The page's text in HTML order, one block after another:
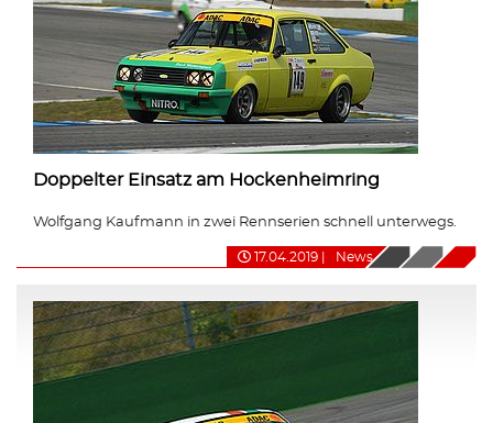
Doppelter Einsatz am Hockenheimring
Wolfgang Kaufmann in zwei Rennserien schnell unterwegs.
17.04.2019 News